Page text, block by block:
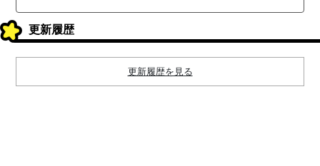
更新履歴
更新履歴を見る